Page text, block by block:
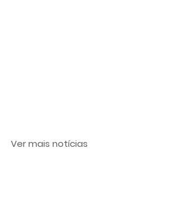
Ver mais notícias